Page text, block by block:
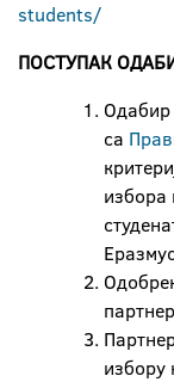
students/
ПОСТУПАК
Одабир
са
избора
избору